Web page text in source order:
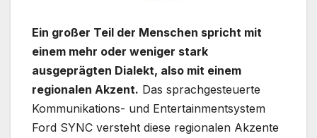
Ein großer Teil der Menschen spricht mit
einem mehr oder weniger stark
ausgeprägten Dialekt, also mit einem
regionalen Akzent. Das sprachgesteuerte
Kommunikations- und Entertainmentsystem
Ford SYNC versteht diese regionalen Akzente